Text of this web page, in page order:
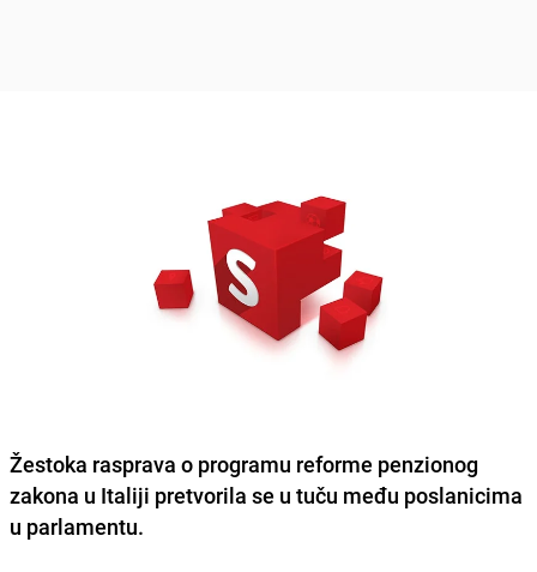
Žestoka rasprava o programu reforme penzionog
zakona u Italiji pretvorila se u tuču među poslanicima
u parlamentu.